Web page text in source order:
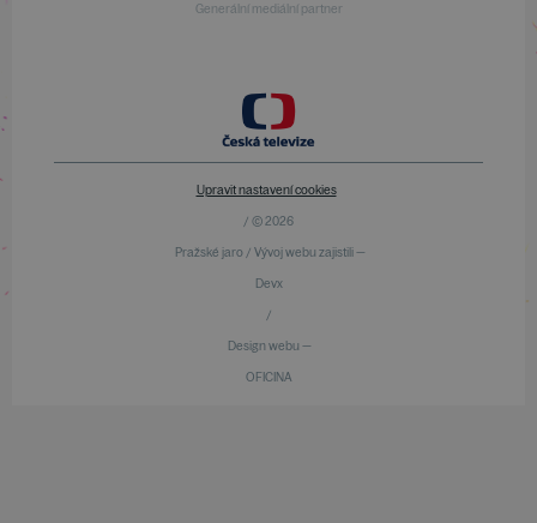
Generální mediální partner
Upravit nastavení cookies
/ © 2026
Pražské jaro / Vývoj webu zajistili —
Devx
/
Design webu —
OFICINA